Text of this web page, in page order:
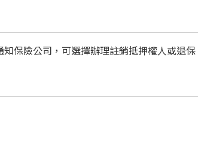
保險公司，可選擇辦理註銷抵押權人或退保